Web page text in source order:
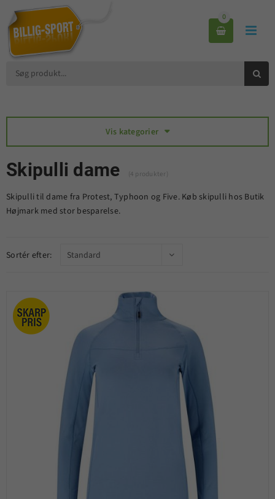


0

Vis kategorier 
Skipulli dame (4 produkter)
Skipulli til dame fra Protest, Typhoon og Five. Køb skipulli hos Butik
Højmark med stor besparelse.
Sortér efter: